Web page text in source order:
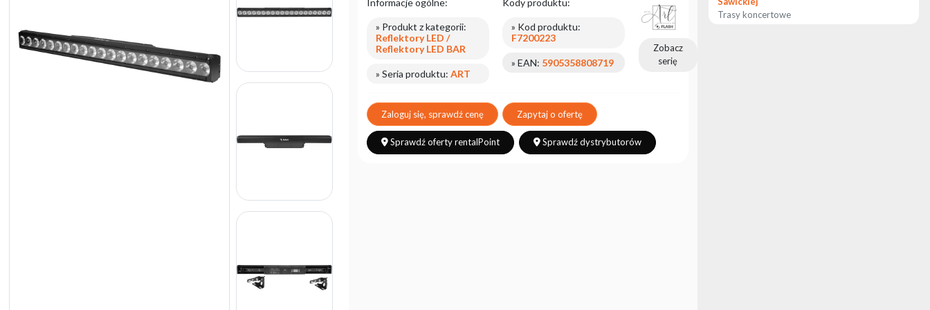
Oświetlenie
Ekspozycyjne
» Produkt z kategorii:
Reflektory LED /
Reflektory LED BAR
» Seria produktu: ART
» Kod produktu:
F7200223
» EAN: 5905358808719
Zobacz
serię
Zaloguj się, sprawdź cenę Zapytaj o ofertę
Sprawdź oferty rentalPoint Sprawdź dystrybutorów
Trasy koncertowe